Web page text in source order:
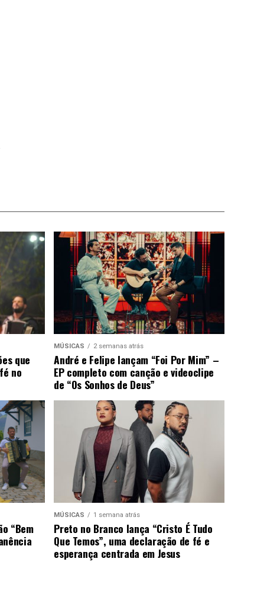
que
no
MÚSICAS 2 semanas atrás
André e Felipe lançam “Foi Por Mim” –
EP completo com canção e videoclipe
de “Os Sonhos de Deus”
“Bem
MÚSICAS 1 semana atrás
Preto no Branco lança “Cristo É Tudo
Que Temos”, uma declaração de fé e
esperança centrada em Jesus